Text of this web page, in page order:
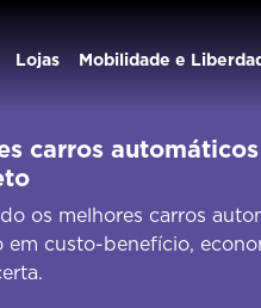
Lojas Mobilidade e
carros
os melhores carros
em custo-benefício,